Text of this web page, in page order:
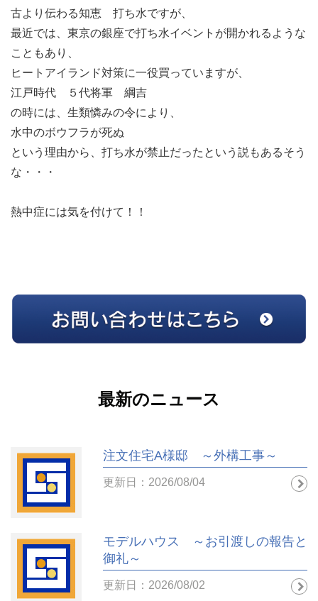
古より伝わる知恵 打ち水ですが、
最近では、東京の銀座で打ち水イベントが開かれるような
こともあり、
ヒートアイランド対策に一役買っていますが、
江戸時代 ５代将軍 綱吉
の時には、生類憐みの令により、
水中のボウフラが死ぬ
という理由から、打ち水が禁止だったという説もあるそう
な・・・
熱中症には気を付けて！！
最新のニュース
注文住宅A様邸 ～外構工事～
更新日：2026/08/04
モデルハウス ～お引渡しの報告と
御礼～
更新日：2026/08/02